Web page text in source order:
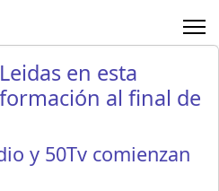
en esta
al final de
y 50Tv comienzan